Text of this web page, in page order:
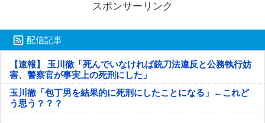
スポンサーリンク
配信記事
【速報】 玉川徹「死んでいなければ銃刀法違反と公務執行妨
害、警察官が事実上の死刑にした」
玉川徹「包丁男を結果的に死刑にしたことになる」←これど
う思う？？？